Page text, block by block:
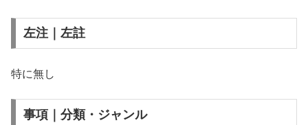
左注｜左註
特に無し
事項｜分類・ジャンル